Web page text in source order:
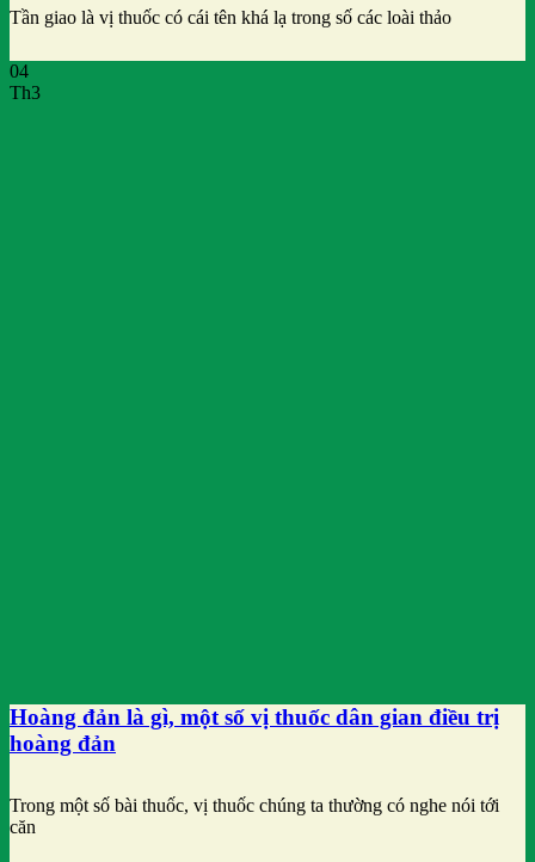
Tần giao là vị thuốc có cái tên khá lạ trong số các loài thảo
04
Th3
Hoàng đản là gì, một số vị thuốc dân gian điều trị
hoàng đản
Trong một số bài thuốc, vị thuốc chúng ta thường có nghe nói tới
căn